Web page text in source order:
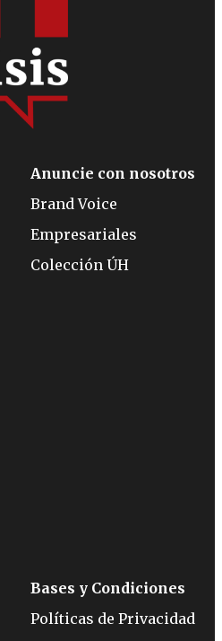
Anuncie con nosotros
Brand Voice
Empresariales
Colección ÚH
Bases y Condiciones
Políticas de Privacidad